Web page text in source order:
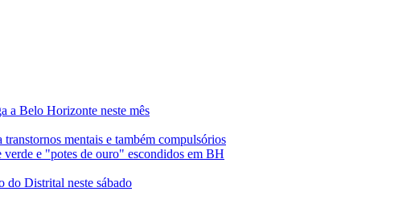
a Belo Horizonte neste mês
mentais e também compulsórios
e "potes de ouro" escondidos em BH
do Distrital neste sábado